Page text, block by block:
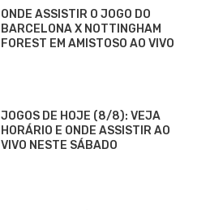
ONDE ASSISTIR O JOGO DO
BARCELONA X NOTTINGHAM
FOREST EM AMISTOSO AO VIVO
JOGOS DE HOJE (8/8): VEJA
HORÁRIO E ONDE ASSISTIR AO
VIVO NESTE SÁBADO